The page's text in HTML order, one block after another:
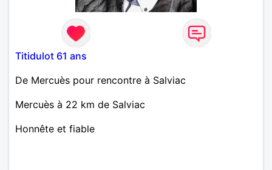
Titidulot 61 ans
De Mercuès pour rencontre à Salviac
Mercuès à 22 km de Salviac
Honnête et fiable